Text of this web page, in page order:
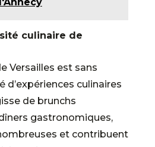
culinaire de
Versailles est sans
d’expériences culinaires
de brunchs
gastronomiques,
et contribuent